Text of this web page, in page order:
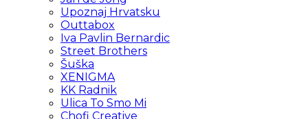
Upoznaj Hrvatsku
Outtabox
Iva Pavlin Bernardic
Street Brothers
Šuška
XENIGMA
KK Radnik
Ulica To Smo Mi
Chofi Creative